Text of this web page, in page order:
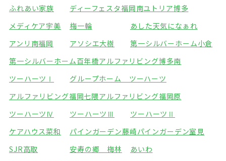
ふれあい家族
ディーフェスタ福岡南ユトリア博多
メディケア宇美
梅一輪
あした天気になぁれ
アンリ南福岡
アソシエ大樹
第一シルバーホーム小倉
第一シルバーホーム百年橋アルファリビング博多南
ツーハーツⅠ
グループホーム ツーハーツ
アルファリビング福岡七隈アルファリビング福岡原
ツーハーツⅣ
ツーハーツⅢ
ツーハーツⅡ
ケアハウス菜和
パインガーデン藤崎パインガーデン室見
SJR高取
安寿の郷 梅林
あいわ